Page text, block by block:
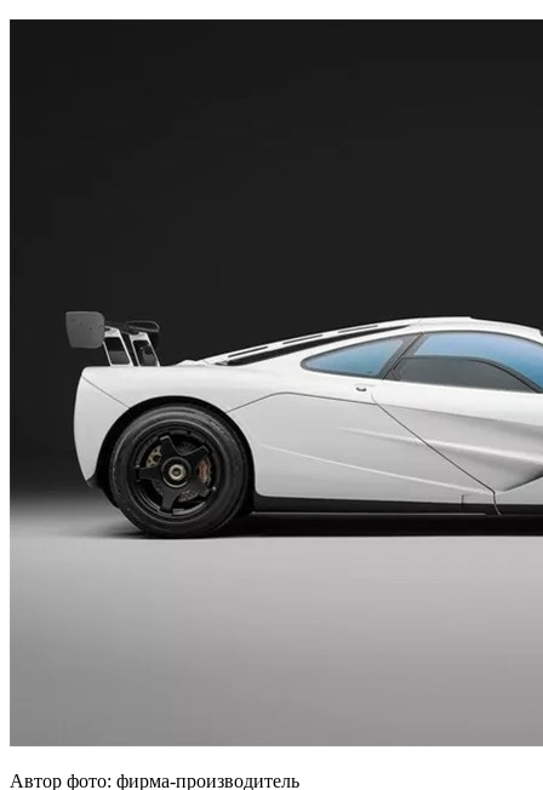
Автор фото: фирма-производитель